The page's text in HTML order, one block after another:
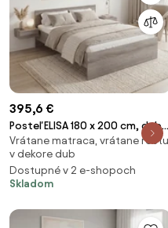
395,6 €
Posteľ ELISA 180 x 200 cm, dub
lanýž Rošt: S lamelovým
roštom, Matrac: Matrac
SOMMERA 18 cm
Vrátane matraca, vrátane roštu,
v dekore dub
Dostupné v 2 e-shopoch
Skladom